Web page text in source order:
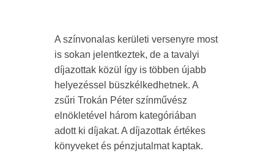
A színvonalas kerületi versenyre most
is sokan jelentkeztek, de a tavalyi
díjazottak közül így is többen újabb
helyezéssel büszkélkedhetnek. A
zsűri Trokán Péter színművész
elnökletével három kategóriában
adott ki díjakat. A díjazottak értékes
könyveket és pénzjutalmat kaptak.